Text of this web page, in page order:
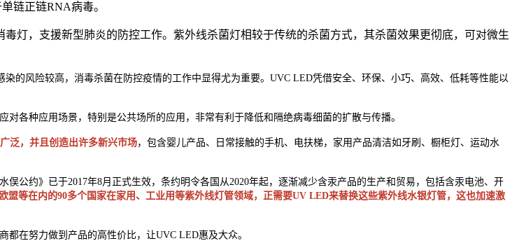
链正链RNA病毒。
灯，支援新型肺炎的防控工作。紫外线杀菌灯相较于传统的杀菌方式，其杀菌效果更彻底，可对微生
的风险较高，消毒杀菌在防控疫情的工作中显得尤为重要。UVC LED凭借安全、环保、小巧、高效、低耗等性能以
各种应用场景，特别是公共场所的应用，非常有利于降低和隔绝病毒细菌的扩散与传播。
泛，并且创造出许多新兴市场，包含婴儿产品、日常接触的手机、电扶梯，家用产品清洁如牙刷、橱柜灯、运动水
公约》已于2017年8月正式生效，条约明令各国从2020年起，逐渐减少含汞产品的生产和贸易，包括含汞电池、开
盟等在内的90多个国家在家用、工业用等紫外线灯管领域，正需要UV LED来替换这些紫外线水银灯管，这也加速激
在努力做到产品的高性价比，让UVC LED惠及大众。